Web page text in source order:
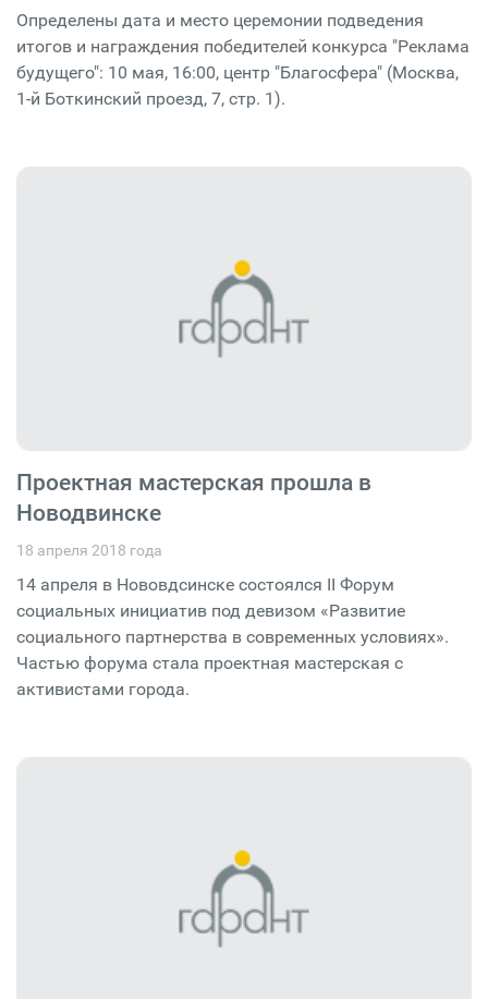
Определены дата и место церемонии подведения
итогов и награждения победителей конкурса "Реклама
будущего": 10 мая, 16:00, центр "Благосфера" (Москва,
1-й Боткинский проезд, 7, стр. 1).
Проектная мастерская прошла в
Новодвинске
18 апреля 2018 года
14 апреля в Нововдсинске состоялся II Форум
социальных инициатив под девизом «Развитие
социального партнерства в современных условиях».
Частью форума стала проектная мастерская с
активистами города.